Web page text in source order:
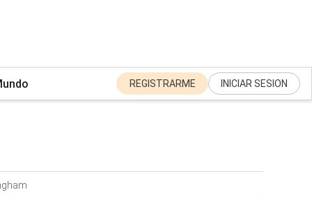
REGISTRARME INICIAR SESION